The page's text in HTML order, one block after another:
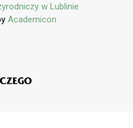
w Lublinie
Academicon